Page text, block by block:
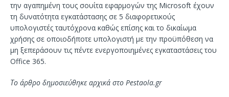
την αγαπημένη τους σουίτα εφαρμογών της Microsoft έχουν
τη δυνατότητα εγκατάστασης σε 5 διαφορετικούς
υπολογιστές ταυτόχρονα καθώς επίσης και το δικαίωμα
χρήσης σε οποιοδήποτε υπολογιστή με την προϋπόθεση να
μη ξεπεράσουν τις πέντε ενεργοποιημένες εγκαταστάσεις του
Office 365.
Το άρθρο δημοσιεύθηκε αρχικά στο Pestaola.gr